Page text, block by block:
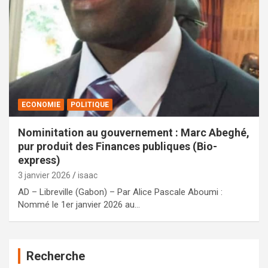
ECONOMIE POLITIQUE
Nominitation au gouvernement : Marc Abeghé,
pur produit des Finances publiques (Bio-
express)
3 janvier 2026 isaac
AD – Libreville (Gabon) – Par Alice Pascale Aboumi :
Nommé le 1er janvier 2026 au…
Recherche